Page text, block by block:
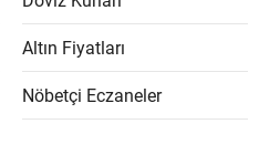
Altın Fiyatları
Nöbetçi Eczaneler